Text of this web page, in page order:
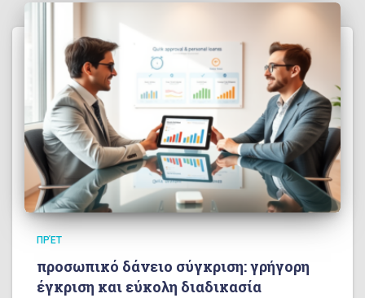
ΠΡΈΤ
προσωπικό δάνειο σύγκριση: γρήγορη
έγκριση και εύκολη διαδικασία